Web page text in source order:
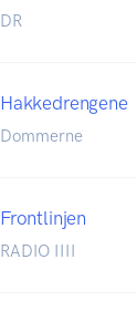
DR
Hakkedrengene
Dommerne
Frontlinjen
RADIO IIII